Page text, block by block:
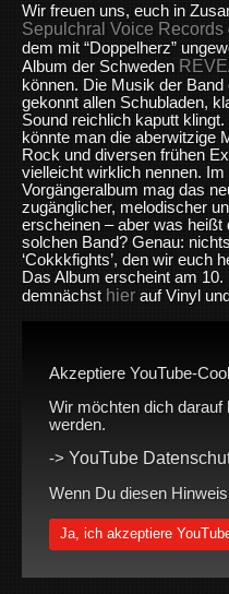
Wir freuen uns, euch in
Sepulchral Voice Records
dem mit “Doppelherz”
Album der Schweden
können. Die Musik der
gekonnt allen Schubladen,
Sound reichlich kaputt
könnte man die aberwitzige
Rock und diversen frühen
vielleicht wirklich nennen. Im
Vorgängeralbum mag das
zugänglicher, melodischer
erscheinen – aber was heißt
solchen Band? Genau:
‘Cokkkfights’, den wir euch
Das Album erscheint am
demnächst hier auf Vinyl
Akzeptiere YouTube-
Wir möchten dich darauf
werden.
-> YouTube
Wenn Du diesen
Ja, ich akzeptiere